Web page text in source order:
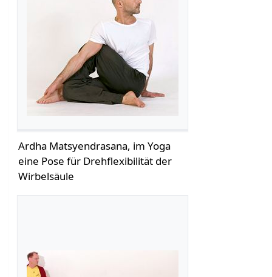
Ardha Matsyendrasana, im Yoga
eine Pose für Drehflexibilität der
Wirbelsäule